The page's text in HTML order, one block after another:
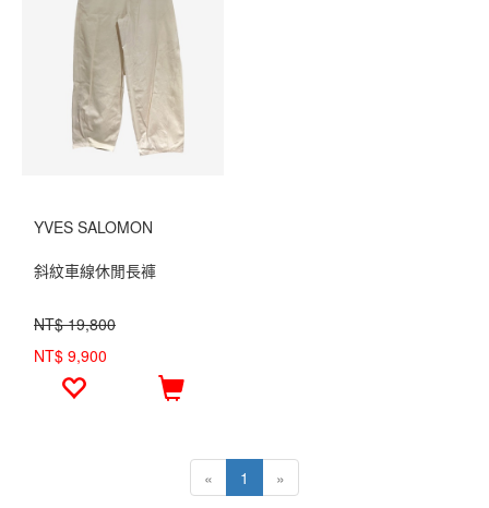
YVES SALOMON
斜紋車線休閒長褲
NT$ 19,800
NT$ 9,900
« 1 »